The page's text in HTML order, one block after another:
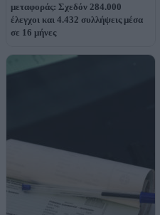
μεταφοράς: Σχεδόν 284.000
έλεγχοι και 4.432 συλλήψεις μέσα
σε 16 μήνες